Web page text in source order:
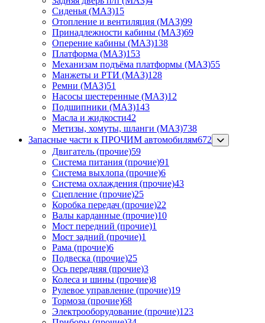
Сиденья (МАЗ)15
Отопление и вентиляция (МАЗ)99
Принадлежности кабины (МАЗ)69
Оперение кабины (МАЗ)138
Платформа (МАЗ)153
Механизам подъёма платформы (МАЗ)55
Манжеты и РТИ (МАЗ)128
Ремни (МАЗ)51
Насосы шестеренные (МАЗ)12
Подшипники (МАЗ)143
Масла и жидкости42
Метизы, хомуты, шланги (МАЗ)738
Запасные части к ПРОЧИМ автомобилям672
Двигатель (прочие)59
Система питания (прочие)91
Система выхлопа (прочие)6
Система охлаждения (прочие)43
Сцепление (прочие)25
Коробка передач (прочие)22
Валы карданные (прочие)10
Мост передний (прочие)1
Мост задний (прочие)1
Рама (прочие)6
Подвеска (прочие)25
Ось передняя (прочие)3
Колеса и шины (прочие)8
Рулевое управление (прочие)19
Тормоза (прочие)68
Электрооборудование (прочие)123